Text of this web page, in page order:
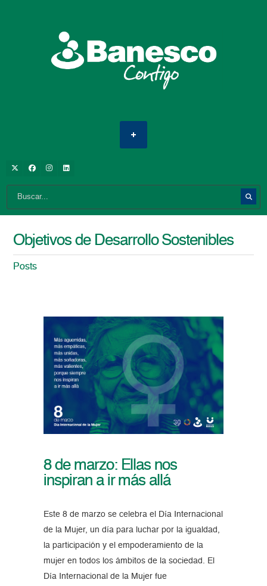
Objetivos de Desarrollo Sostenibles
Posts
8 de marzo: Ellas nos
inspiran a ir más allá
Este 8 de marzo se celebra el Día Internacional
de la Mujer, un día para luchar por la igualdad,
la participación y el empoderamiento de la
mujer en todos los ámbitos de la sociedad. El
Día Internacional de la Mujer fue